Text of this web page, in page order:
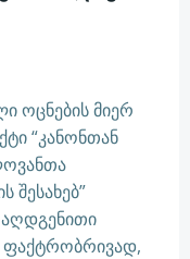
ოცნების მიერ
“კანონთან
შესახებ”
აღდგენითი